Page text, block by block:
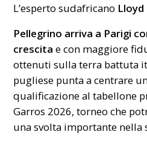
L’esperto sudafricano
Pellegrino arriva a Parigi
crescitae con maggiore
ottenuti sulla terra battuta
pugliese punta a centrare
qualificazione al tabellone
Garros 2026, torneo che
una svolta importante nella